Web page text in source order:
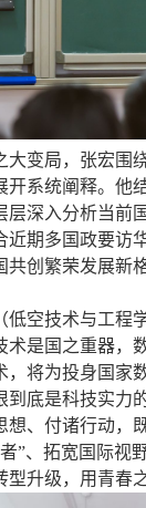
大变局，张宏围
开系统阐释。他
层深入分析当前
近期多国政要访
共创繁荣发展新
低空技术与工程
术是国之重器，
，将为投身国家
到底是科技实力
想、付诸行动，
”、拓宽国际视
升级，用青春